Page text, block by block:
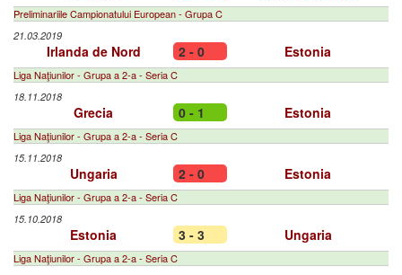
Preliminariile Campionatului European - Grupa C
21.03.2019
Irlanda de Nord 2 - 0 Estonia
Liga Naţiunilor - Grupa a 2-a - Seria C
18.11.2018
Grecia 0 - 1 Estonia
Liga Naţiunilor - Grupa a 2-a - Seria C
15.11.2018
Ungaria 2 - 0 Estonia
Liga Naţiunilor - Grupa a 2-a - Seria C
15.10.2018
Estonia 3 - 3 Ungaria
Liga Naţiunilor - Grupa a 2-a - Seria C